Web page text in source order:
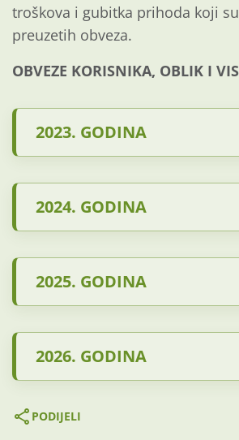
troškova i gubitka prihoda koji
preuzetih obveza.
OBVEZE KORISNIKA, OBLIK I
2023. GODINA
2024. GODINA
2025. GODINA
2026. GODINA
PODIJELI